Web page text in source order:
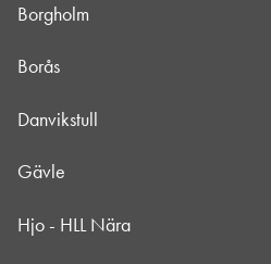
Borgholm
Borås
Danvikstull
Gävle
Hjo - HLL Nära